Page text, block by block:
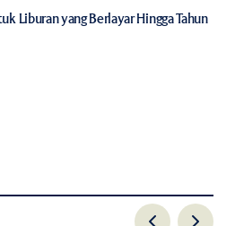
Liburan yang Berlayar Hingga Tahun